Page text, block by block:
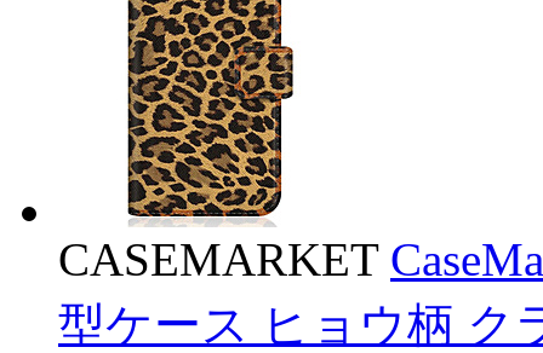
CASEMARKET
型ケース ヒョウ柄 ク